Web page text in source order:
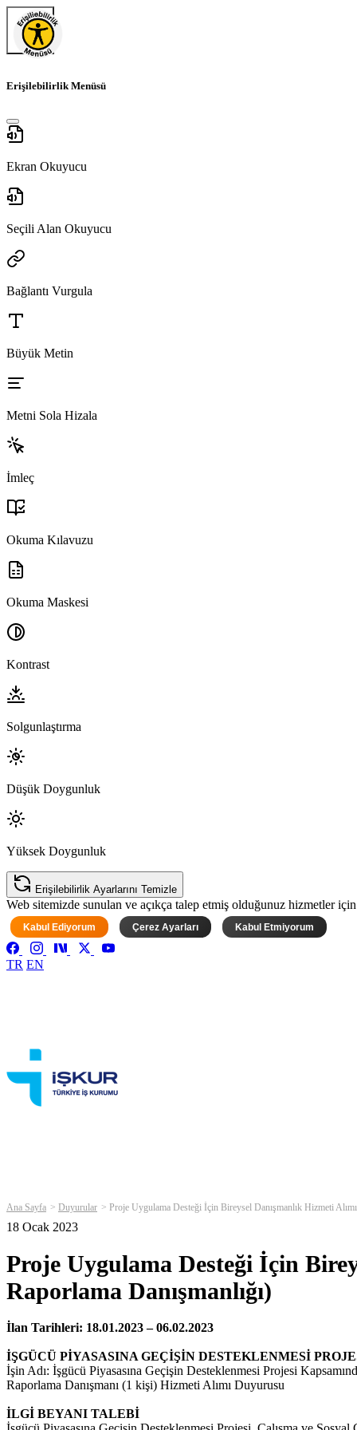
Erişilebilirlik Menüsü
Ekran Okuyucu
Seçili Alan Okuyucu
Bağlantı Vurgula
Büyük Metin
Metni Sola Hizala
İmleç
Okuma Kılavuzu
Okuma Maskesi
Kontrast
Solgunlaştırma
Düşük Doygunluk
Yüksek Doygunluk
Erişilebilirlik Ayarlarını Temizle
Web sitemizde sunulan ve açıkça talep etmiş olduğunuz hizmetler
Kabul Ediyorum Çerez Ayarları Kabul Etmiyorum
TR EN
Ana Sayfa Duyurular Proje Uygulama Desteği İçin Bireysel Danışmanlık Hizmeti
18 Ocak 2023
Proje Uygulama Desteği İçin
Raporlama Danışmanlığı)
İlan Tarihleri: 18.01.2023 – 06.02.2023
İŞGÜCÜ PİYASASINA GEÇİŞİN DESTEKLENMESİ
İşin Adı: İşgücü Piyasasına Geçişin Desteklenmesi Projesi
Raporlama Danışmanı (1 kişi) Hizmeti Alımı Duyurusu
İLGİ BEYANI TALEBİ